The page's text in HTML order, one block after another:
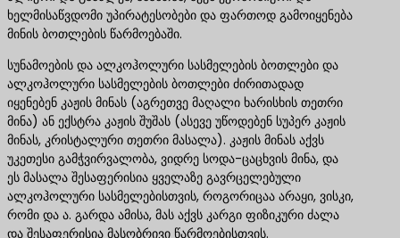
ხელმისაწვდომი უპირატესობები და ფართოდ გამოიყენება
მინის ბოთლების წარმოებაში.
სუნამოების და ალკოჰოლური სასმელების ბოთლები და
ალკოჰოლური სასმელების ბოთლები ძირითადად
იყენებენ კაჟის მინას (აგრეთვე მაღალი ხარისხის თეთრი
მინა) ან ექსტრა კაჟის შუშას (ასევე უწოდებენ სუპერ კაჟის
მინას, კრისტალური თეთრი მასალა). კაჟის მინას აქვს
უკეთესი გამჭვირვალობა, ვიდრე სოდა-ცაცხვის მინა, და
ეს მასალა შესაფერისია ყველაზე გავრცელებული
ალკოჰოლური სასმელებისთვის, როგორიცაა არაყი, ვისკი,
რომი და ა. გარდა ამისა, მას აქვს კარგი ფიზიკური ძალა
და შესაფერისია მასობრივი წარმოებისთვის.